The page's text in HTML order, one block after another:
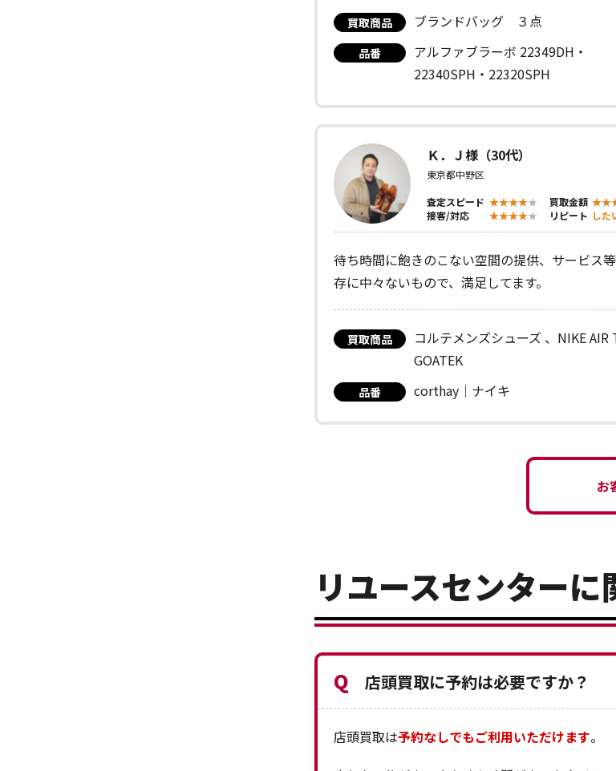
買取商品 ブランドバッグ ３点
品番
アルファブラーボ 22349DH・
22340SPH・22320SPH
Ｋ．Ｊ様（30代）
東京都中野区
査定スピード
買取金額
接客/対応
リピート した
待ち時間に飽きのこない空間の提供、サービス
存に中々ないもので、満足してます。
買取商品
コルテメンズシューズ 、NIKE AIR
GOATEK
品番 corthay｜ナイキ
お
リユースセンター
Q 店頭買取に予約は必要ですか？
店頭買取は予約なしでもご利用いただけます。